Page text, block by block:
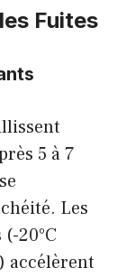
Fuites
5 à 7
Les
20°C
accélèrent